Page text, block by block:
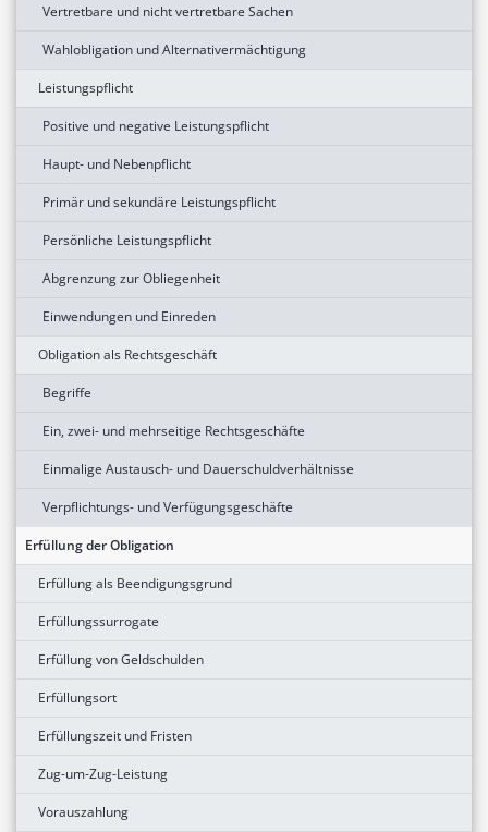
Vertretbare und nicht vertretbare Sachen
Wahlobligation und Alternativermächtigung
Leistungspflicht
Positive und negative Leistungspflicht
Haupt- und Nebenpflicht
Primär und sekundäre Leistungspflicht
Persönliche Leistungspflicht
Abgrenzung zur Obliegenheit
Einwendungen und Einreden
Obligation als Rechtsgeschäft
Begriffe
Ein, zwei- und mehrseitige Rechtsgeschäfte
Einmalige Austausch- und Dauerschuldverhältnisse
Verpflichtungs- und Verfügungsgeschäfte
Erfüllung der Obligation
Erfüllung als Beendigungsgrund
Erfüllungssurrogate
Erfüllung von Geldschulden
Erfüllungsort
Erfüllungszeit und Fristen
Zug-um-Zug-Leistung
Vorauszahlung